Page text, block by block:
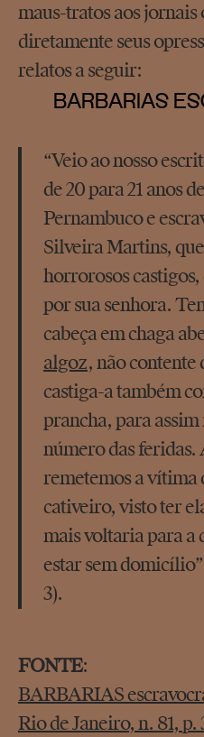
maus-tratos aos
diretamente seus
relatos a seguir:
BARBARIAS
“Veio ao nosso
de 20 para 21 anos
Pernambuco e
Silveira Martins,
horrorosos
por sua senhora.
cabeça em chaga
algoz, não contente
castiga-a também
prancha, para
número das feridas.
remetemos a vítima
cativeiro, visto ter
mais voltaria para a
estar sem
3).
FONTE:
BARBARIAS
Rio de Janeiro, n. 81, p.